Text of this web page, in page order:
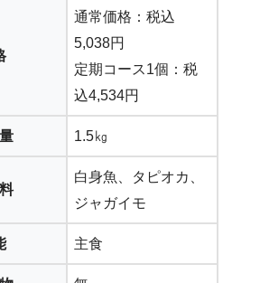
通常価格：税込
5,038円
定期コース1個：税
込4,534円
1.5㎏
白身魚、タピオカ、
ジャガイモ
主食